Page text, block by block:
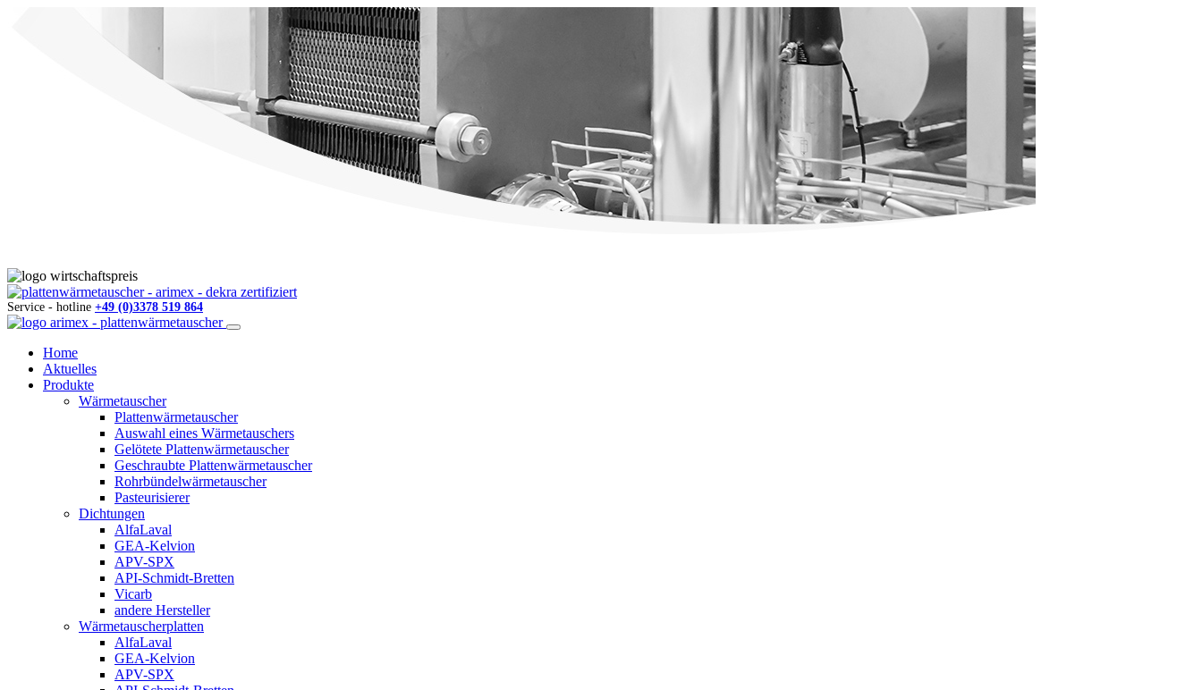
Service - hotline +49 (0)3378 519 864
Home
Aktuelles
Produkte
Wärmetauscher
Plattenwärmetauscher
Auswahl eines Wärmetauschers
Gelötete Plattenwärmetauscher
Geschraubte Plattenwärmetauscher
Rohrbündelwärmetauscher
Pasteurisierer
Dichtungen
AlfaLaval
GEA-Kelvion
APV-SPX
API-Schmidt-Bretten
Vicarb
andere Hersteller
Wärmetauscherplatten
AlfaLaval
GEA-Kelvion
APV-SPX